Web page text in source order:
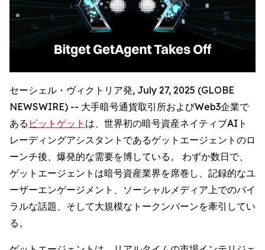
セーシェル・ヴィクトリア発, July 27, 2025 (GLOBE
NEWSWIRE) -- 大手暗号通貨取引所およびWeb3企業で
ある ビットゲット は、世界初の暗号資産ネイティブAIト
レーディングアシスタントであるゲットエージェントのロ
ーンチ後、爆発的な需要を博している。 わずか数日で、
ゲットエージェントは暗号資産業界を席巻し、記録的なユ
ーザーエンゲージメント、ソーシャルメディア上でのバイ
ラルな話題、そして大規模なトークンバーンを牽引してい
る。